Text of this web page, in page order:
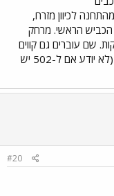
לכיוון מזרח,
הכביש הראשי. מרחק
הוא לא יותר מ-10 דקות. שם עוברים גם קווים
501, 502 שמגיעים לרעננה (לא יודע אם ל-502 יש
#20